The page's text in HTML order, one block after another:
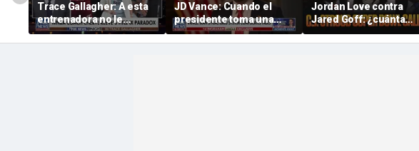
Trace Gallagher: A esta
entrenadora no le
preocupa la igualdad de
oportunidades, sino solo
JD Vance: Cuando el
presidente toma una
decisión, estamos todos
de acuerdo
Jordan Love contra
Jared Goff: ¿cuánta
presión tienen C.J.
Stroud y los « Texans »